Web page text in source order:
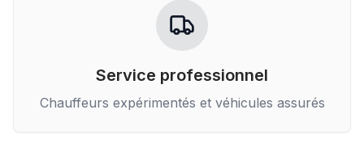
Service professionnel
Chauffeurs expérimentés et véhicules assurés